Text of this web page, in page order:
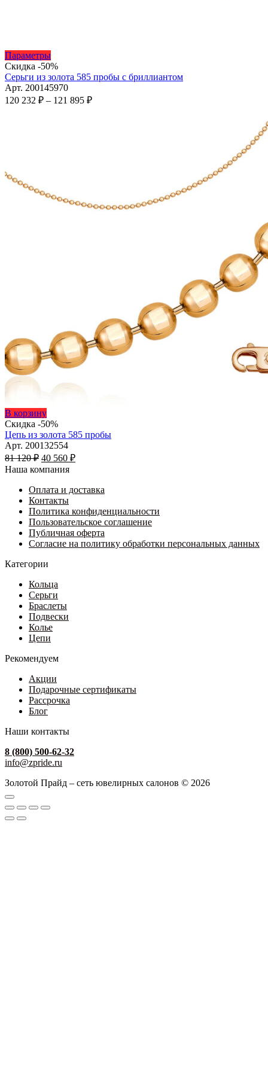
ПараметрыЭтот
товар
имеет
несколько
вариаций.
Скидка -50%
Серьги из золота 585 пробы с бриллиантом
Арт. 200145970
120 232 ₽ – 121 895 ₽Диапазон
В корзинуЭтот
товар
имеет
несколько
вариаций.
Опции
выбрать
на
странице
товара.
Скидка -50%
Цепь из золота 585 пробы
Арт. 200132554
81 120₽ Первоначальная
цена
81
120 ₽.
40 560 ₽Текущая
560 ₽.
Наша компания
Оплата и доставка
Контакты
Политика конфиденциальности
Пользовательское соглашение
Публичная оферта
Согласие на политику обработки персональных данных
Категории
Кольца
Серьги
Браслеты
Подвески
Колье
Цепи
Рекомендуем
Акции
Подарочные сертификаты
Рассрочка
Блог
Наши контакты
8 (800) 500-62-32
info@zpride.ru
Золотой Прайд – сеть ювелирных салонов © 2026